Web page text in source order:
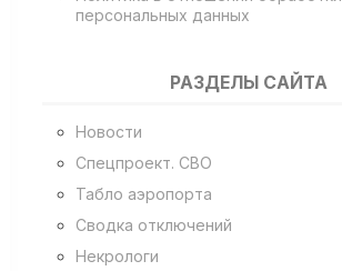
персональных данных
РАЗДЕЛЫ САЙТА
Новости
Спецпроект. СВО
Табло аэропорта
Сводка отключений
Некрологи